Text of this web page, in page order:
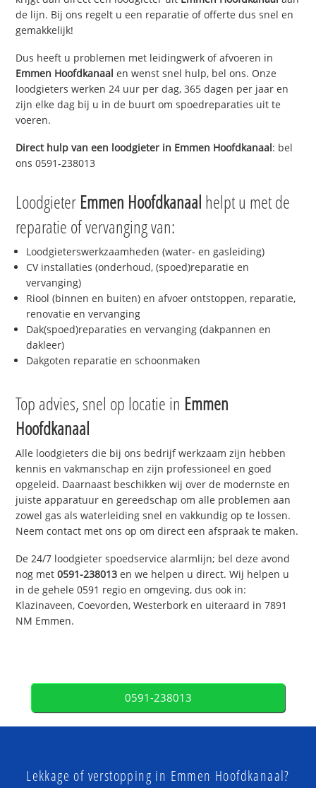
de lijn. Bij ons regelt u een reparatie of offerte dus snel en
gemakkelijk!
Dus heeft u problemen met leidingwerk of afvoeren in
Emmen Hoofdkanaal en wenst snel hulp, bel ons. Onze
loodgieters werken 24 uur per dag, 365 dagen per jaar en
zijn elke dag bij u in de buurt om spoedreparaties uit te
voeren.
Direct hulp van een loodgieter in Emmen Hoofdkanaal: bel
ons 0591-238013
Loodgieter Emmen Hoofdkanaal helpt u met de
reparatie of vervanging van:
Loodgieterswerkzaamheden (water- en gasleiding)
CV installaties (onderhoud, (spoed)reparatie en
vervanging)
Riool (binnen en buiten) en afvoer ontstoppen, reparatie,
renovatie en vervanging
Dak(spoed)reparaties en vervanging (dakpannen en
dakleer)
Dakgoten reparatie en schoonmaken
Top advies, snel op locatie in Emmen
Hoofdkanaal
Alle loodgieters die bij ons bedrijf werkzaam zijn hebben
kennis en vakmanschap en zijn professioneel en goed
opgeleid. Daarnaast beschikken wij over de modernste en
juiste apparatuur en gereedschap om alle problemen aan
zowel gas als waterleiding snel en vakkundig op te lossen.
Neem contact met ons op om direct een afspraak te maken.
De 24/7 loodgieter spoedservice alarmlijn; bel deze avond
nog met0591-238013 en we helpen u direct. Wij helpen u
in de gehele 0591 regio en omgeving, dus ook in:
Klazinaveen, Coevorden, Westerbork en uiteraard in 7891
NM Emmen.
0591-238013
Lekkage of verstopping in Emmen Hoofdkanaal?